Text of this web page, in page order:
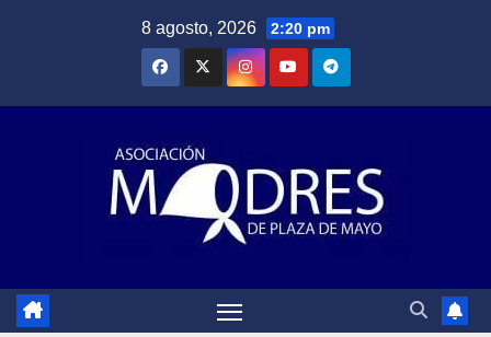
8 agosto, 2026 2:20 pm